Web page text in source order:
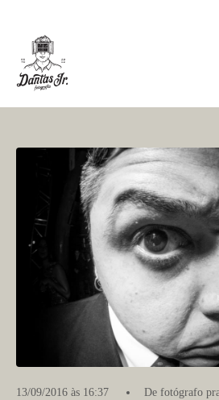
13/09/2016 às 16:37 De fotógrafo